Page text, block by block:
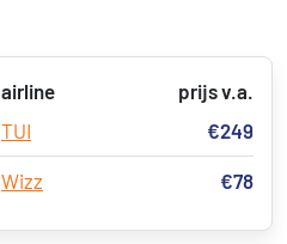
airline
prijs v.a.
TUI €249
Wizz €78